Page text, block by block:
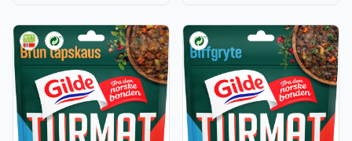
Vis flere detaljer for produktet "Turmat Lapskaus 120g
Vis flere detaljer for